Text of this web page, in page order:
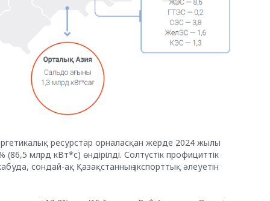
ресурстар орналасқан жерде 2024 жылы
(86,5 млрд кВт*с) өндірілді. Солтүстік профициттік
сондай-ақ Қазақстанның экспорттық әлеуетін